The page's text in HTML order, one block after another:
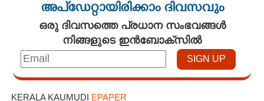
അപ്ഡേറ്റായിരിക്കാം ദിവസവും
ഒരു ദിവസത്തെ പ്രധാന സംഭവങ്ങൾ
നിങ്ങളുടെ ഇൻബോക്സിൽ
KERALA KAUMUDI EPAPER